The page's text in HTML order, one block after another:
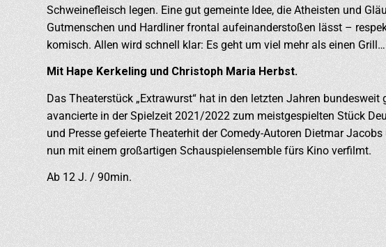
Schweinefleisch legen. Eine gut gemeinte Idee, die Atheisten und
Gutmenschen und Hardliner frontal aufeinanderstoßen lässt –
komisch. Allen wird schnell klar: Es geht um viel mehr als einen Grill…
Mit Hape Kerkeling und Christoph Maria Herbst.
Das Theaterstück „Extrawurst“ hat in den letzten Jahren bundesweit
avancierte in der Spielzeit 2021/2022 zum meistgespielten Stück
und Presse gefeierte Theaterhit der Comedy-Autoren Dietmar
nun mit einem großartigen Schauspielensemble fürs Kino verfilmt.
Ab 12 J. / 90min.